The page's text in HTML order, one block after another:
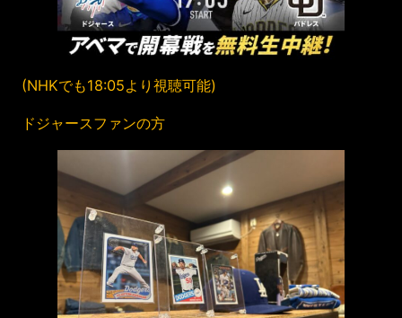
(NHKでも18:05より視聴可能)
ドジャースファンの方